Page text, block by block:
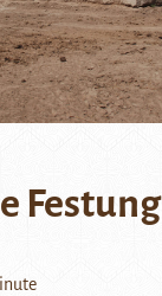
Festung